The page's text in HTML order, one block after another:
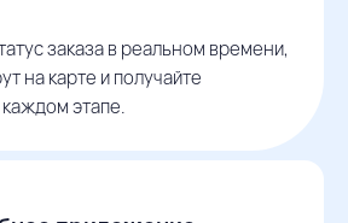
заказа в реальном времени,
на карте и получайте
этапе.